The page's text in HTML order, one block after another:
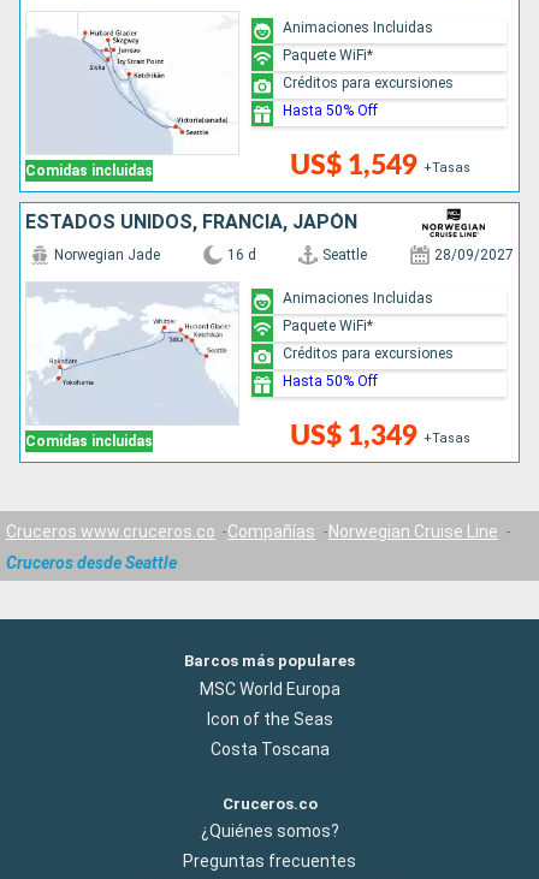
Comidas incluidas US$ 1,549 +Tasas
Animaciones Incluidas
Paquete WiFi*
Créditos para excursiones
Hasta 50% Off
ESTADOS UNIDOS, FRANCIA, JAPÓN
Comidas incluidas
Norwegian Jade 16 d Seattle 28/09/2027
US$ 1,349 +Tasas
Animaciones Incluidas
Paquete WiFi*
Créditos para excursiones
Hasta 50% Off
Cruceros www.cruceros.co Compañías
Norwegian Cruise Line
Cruceros desde Seattle
Barcos más populares
MSC World Europa
Icon of the Seas
Costa Toscana
Cruceros.co
¿Quiénes somos?
Preguntas frecuentes